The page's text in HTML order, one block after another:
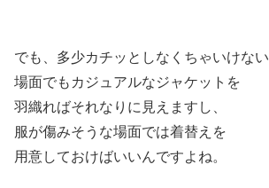
でも、多少カチッとしなくちゃいけない
場面でもカジュアルなジャケットを
羽織ればそれなりに見えますし、
服が傷みそうな場面では着替えを
用意しておけばいいんですよね。